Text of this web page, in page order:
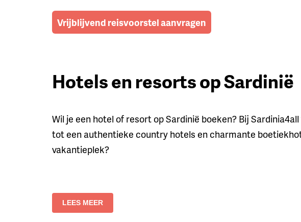
Vrijblijvend reisvoorstel aanvragen
Hotels en resorts op Sardinië
Wil je een hotel of resort op Sardinië boeken? Bij
tot een authentieke country hotels en charmante
vakantieplek?
LEES MEER